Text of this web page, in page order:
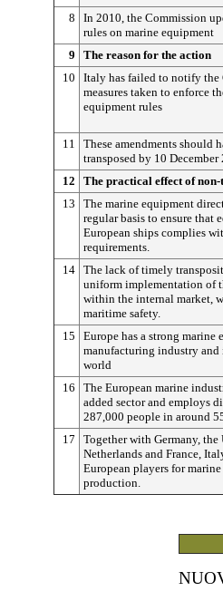
8
In 2010, the Commission
rules on marine equipment
9
The reason for the action
10
Italy has failed to notify the
measures taken to enforce
equipment rules
11
These amendments should
transposed by 10 December
12
The practical effect of
13
The marine equipment
regular basis to ensure that
European ships complies
requirements.
14 The lack of timely
uniform implementation of
within the internal market,
maritime safety.
15
Europe has a strong marine
manufacturing industry and
world
16
The European marine
added sector and employs
287,000 people in around
17
Together with Germany,
Netherlands and France,
European players for
production.